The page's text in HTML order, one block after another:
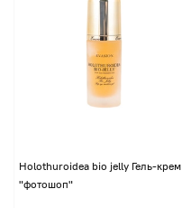
Holothuroidea bio jelly Гель-крем
"фотошоп"